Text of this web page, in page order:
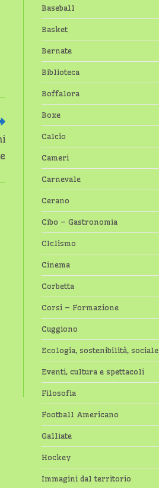
Baseball
Basket
Bernate
Biblioteca
Boffalora
Boxe
Calcio
Cameri
Carnevale
Cerano
Cibo – Gastronomia
CIclismo
Cinema
Corbetta
Corsi – Formazione
Cuggiono
Ecologia, sostenibilità, sociale
Eventi, cultura e spettacoli
Filosofia
Football Americano
Galliate
Hockey
Immagini dal territorio